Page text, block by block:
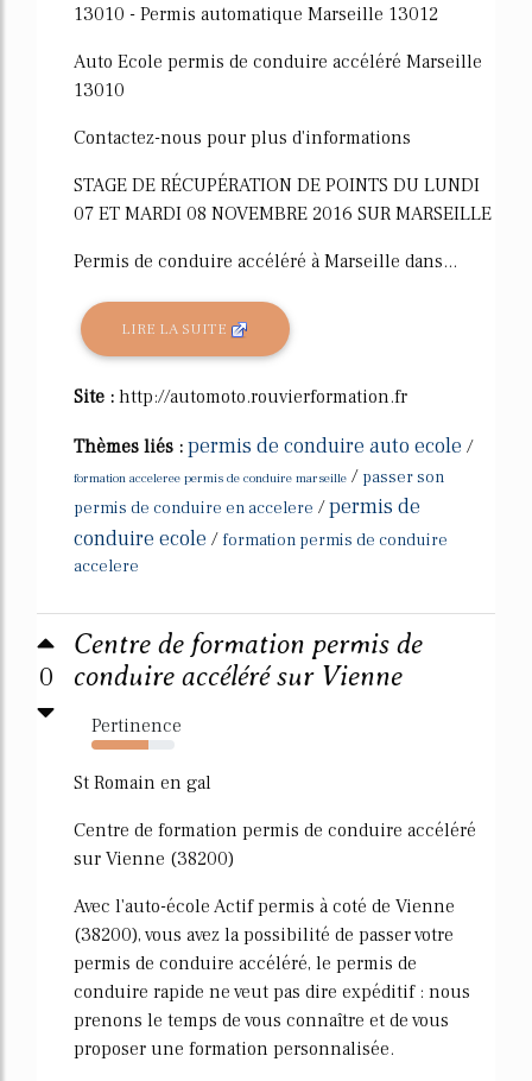
13010 - Permis automatique Marseille 13012
Auto Ecole permis de conduire accéléré Marseille
13010
Contactez-nous pour plus d'informations
STAGE DE RÉCUPÉRATION DE POINTS DU LUNDI
07 ET MARDI 08 NOVEMBRE 2016 SUR MARSEILLE
Permis de conduire accéléré à Marseille dans...
LIRE LA SUITE
Site : http://automoto.rouvierformation.fr
Thèmes liés : permis de conduire auto ecole /
formation acceleree permis de conduire marseille / passer son
permis de conduire en accelere /permis de
conduire ecole / formation permis de conduire
accelere
0
Centre de formation permis de
conduire accéléré sur Vienne
Pertinence
68%
St Romain en gal
Centre de formation permis de conduire accéléré
sur Vienne (38200)
Avec l'auto-école Actif permis à coté de Vienne
(38200), vous avez la possibilité de passer votre
permis de conduire accéléré, le permis de
conduire rapide ne veut pas dire expéditif : nous
prenons le temps de vous connaître et de vous
proposer une formation personnalisée.